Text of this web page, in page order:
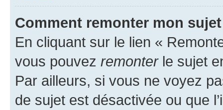
Comment remonter mon
En cliquant sur le lien «
vous pouvez remonterle sujet
Par ailleurs, si vous ne voyez
de sujet est désactivée ou que